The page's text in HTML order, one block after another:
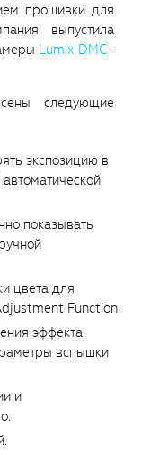
прошивки для
выпустила
Lumix DMC-
следующие
экспозицию в
показывать
цвета для
Function.
эффекта
вспышки
и